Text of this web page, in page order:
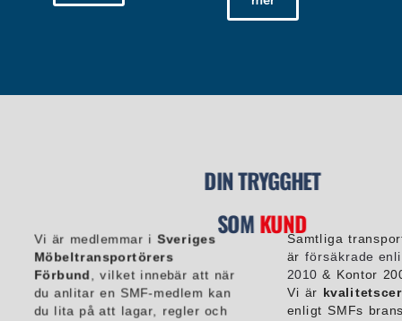
DIN TRYGGHET
SOMKUND
Vi är medlemmar i Sveriges
Möbeltransportörers
Förbund, vilket innebär att när
du anlitar en SMF-medlem kan
du lita på att lagar, regler och
Samtliga
ärförsäkrade
2010& Kontor
Vi är
enligt SMFs